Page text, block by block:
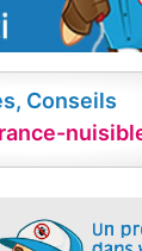
Conseils